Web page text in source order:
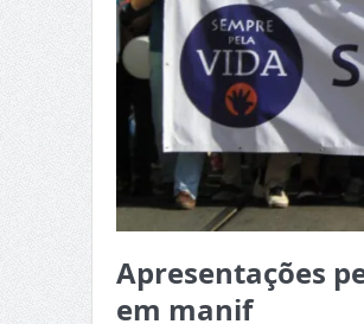
Apresentações
em manif